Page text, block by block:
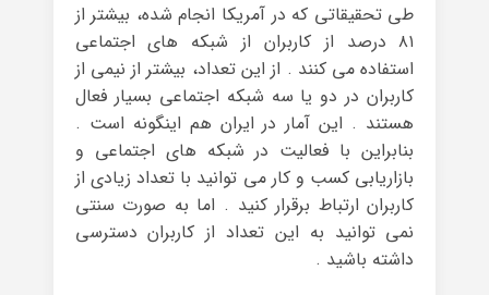
طی تحقیقاتی که در آمریکا انجام شده، بیشتر از
۸۱ درصد از کاربران از شبکه های اجتماعی
استفاده می کنند . از این تعداد، بیشتر از نیمی از
کاربران در دو یا سه شبکه اجتماعی بسیار فعال
هستند . این آمار در ایران هم اینگونه است .
بنابراین با فعالیت در شبکه های اجتماعی و
بازاریابی کسب و کار می توانید با تعداد زیادی از
کاربران ارتباط برقرار کنید . اما به صورت سنتی
نمی توانید به این تعداد از کاربران دسترسی
داشته باشید .